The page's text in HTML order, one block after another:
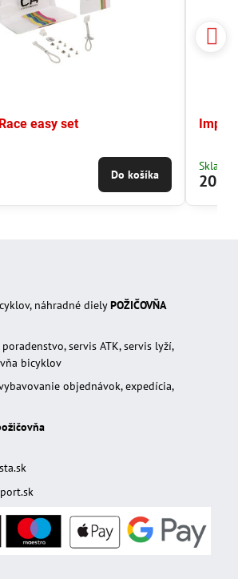
easy set
Do košíka 20,9
náhradné dielyPOŽIČOVŇA
servis ATK, servis lyží,
bicyklov
objednávok, expedícia,